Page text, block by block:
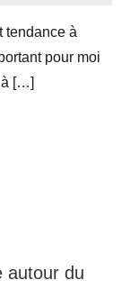
tendance à
pour moi
à […]
autour du